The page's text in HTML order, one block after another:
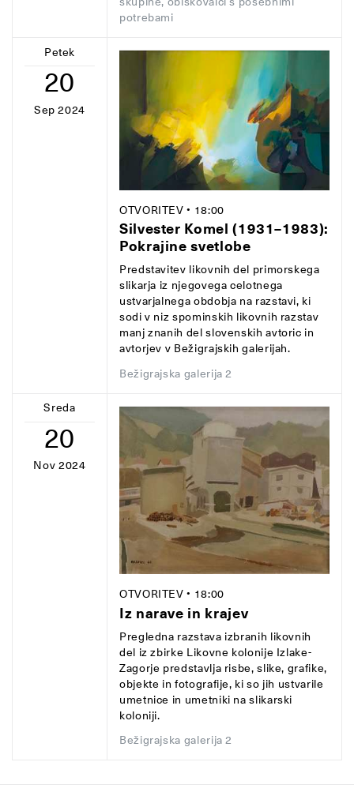
potrebami
Petek
20
Sep 2024
OTVORITEV • 18:00
Silvester Komel (1931–1983):
Pokrajine svetlobe
Predstavitev likovnih del primorskega
slikarja iz njegovega celotnega
ustvarjalnega obdobja na razstavi, ki
sodi v niz spominskih likovnih razstav
manj znanih del slovenskih avtoric in
avtorjev v Bežigrajskih galerijah.
Bežigrajska galerija 2
Sreda
20
Nov 2024
OTVORITEV • 18:00
Iz narave in krajev
Pregledna razstava izbranih likovnih
del iz zbirke Likovne kolonije Izlake-
Zagorje predstavlja risbe, slike, grafike,
objekte in fotografije, ki so jih ustvarile
umetnice in umetniki na slikarski
koloniji.
Bežigrajska galerija 2